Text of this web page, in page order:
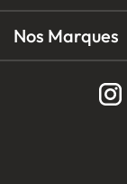
Nos Marques